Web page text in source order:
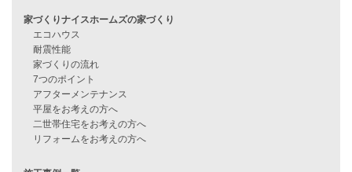
資料請求
見学会情報